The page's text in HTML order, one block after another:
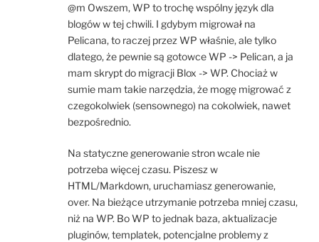
@m Owszem, WP to trochę wspólny język dla
blogów w tej chwili. I gdybym migrował na
Pelicana, to raczej przez WP właśnie, ale tylko
dlatego, że pewnie są gotowce WP -> Pelican, a ja
mam skrypt do migracji Blox -> WP. Chociaż w
sumie mam takie narzędzia, że mogę migrować z
czegokolwiek (sensownego) na cokolwiek, nawet
bezpośrednio.
Na statyczne generowanie stron wcale nie
potrzeba więcej czasu. Piszesz w
HTML/Markdown, uruchamiasz generowanie,
over. Na bieżące utrzymanie potrzeba mniej czasu,
niż na WP. Bo WP to jednak baza, aktualizacje
pluginów, templatek, potencjalne problemy z